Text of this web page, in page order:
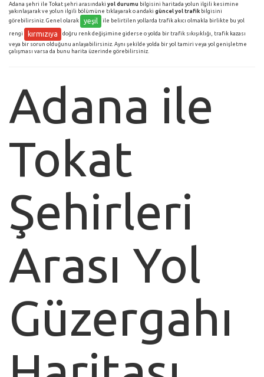
Adana şehri ile Tokat şehri arasındaki yol durumu bilgisini haritada yolun ilgili kesimine
yakınlaşarak ve yolun ilgili bölümüne tıklayarak o andaki güncel yol trafik bilgisini
görebilirsiniz. Genel olarak
yeşil ile belirtilen yollarda trafik akıcı olmakla birlikte bu yol
rengi kırmızıya
doğru renk değişimine giderse o yolda bir trafik sıkışıklığı, trafik kazası
veya bir sorun olduğunu anlayabilirsiniz. Aynı şekilde yolda bir yol tamiri veya yol genişletme
çalışması varsa da bunu harita üzerinde görebilirsiniz.
Adana ile
Tokat
Şehirleri
Arası Yol
Güzergahı